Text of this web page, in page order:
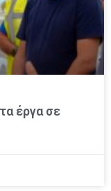
έργα σε